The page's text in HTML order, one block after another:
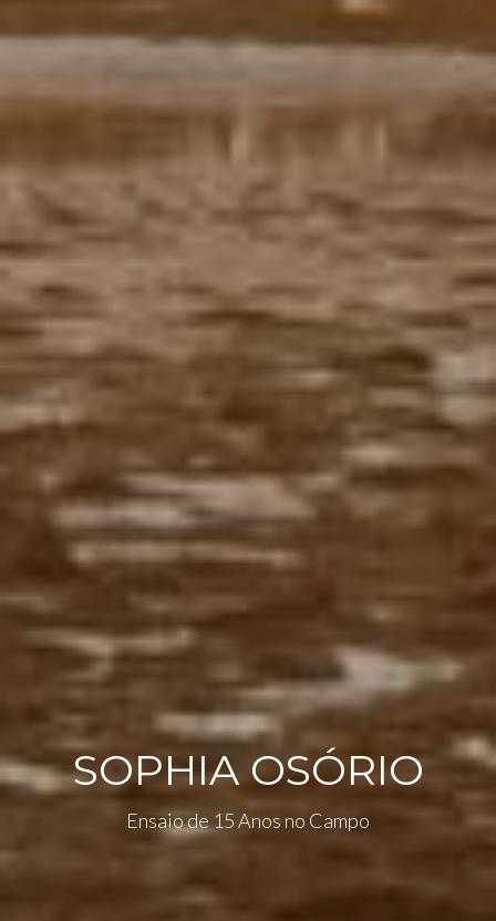
SOPHIA OSÓRIO
Ensaio de 15 Anos no Campo